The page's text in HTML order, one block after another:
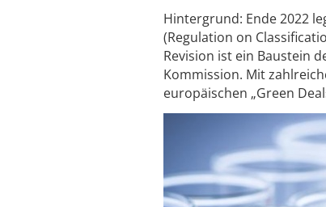
Hintergrund: Ende 2022
(Regulation on
Revision ist ein Baustein
Kommission. Mit
europäischen „Green